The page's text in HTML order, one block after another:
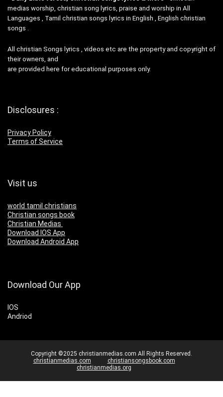
medias worship, christian song lyrics, praise and worship in All
Languages , Tamil christian songs lyrics in English , English christian
songs .
All christian Songs lyrics , videos etc are the property and copyright of
their owners, and
are provided here for educational purposes only.
Disclosures :
Privacy Policy
Terms of Service
Visit us
world tamil christians
Christian songs book
Christian Medias
Download IOS App
Download Android App
Download Our App
IOS
Andriod
Copyright ©2025 christianmedias.com All Rights Reserved.
christianmedias.com
christiansongsbook.com
christianmedias.org